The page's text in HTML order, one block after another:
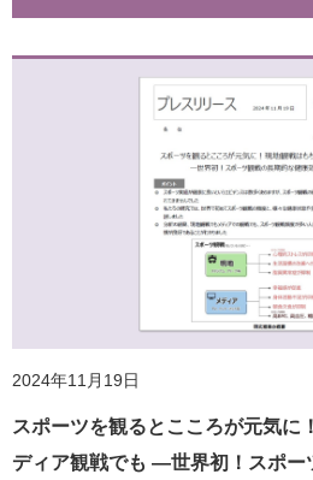
2025年8月1日
『企業担当者のための健康に配慮
ド』刊行！ －厚生労働科学研究
2024年11月19日
スポーツを観るとこころが元気に
ディア観戦でも ―世界初！スポ